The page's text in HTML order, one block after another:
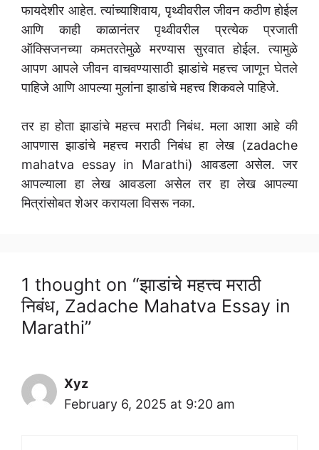
फायदेशीर आहेत. त्यांच्याशिवाय, पृथ्वीवरील जीवन कठीण होईल
आणि काही काळानंतर पृथ्वीवरील प्रत्येक प्रजाती
ऑक्सिजनच्या कमतरतेमुळे मरण्यास सुरवात होईल. त्यामुळे
आपण आपले जीवन वाचवण्यासाठी झाडांचे महत्त्व जाणून घेतले
पाहिजे आणि आपल्या मुलांना झाडांचे महत्त्व शिकवले पाहिजे.
तर हा होता झाडांचे महत्त्व मराठी निबंध. मला आशा आहे की
आपणास झाडांचे महत्त्व मराठी निबंध हा लेख (zadache
mahatva essay in Marathi) आवडला असेल. जर
आपल्याला हा लेख आवडला असेल तर हा लेख आपल्या
मित्रांसोबत शेअर करायला विसरू नका.
1 thought on “झाडांचे महत्त्व मराठी
निबंध, Zadache Mahatva Essay in
Marathi”
Xyz
February 6, 2025 at 9:20 am